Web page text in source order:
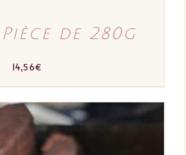
Pièce de 280g
14,56€